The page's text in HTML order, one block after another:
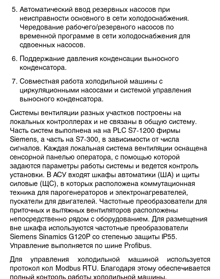
Автоматический ввод резервных насосов при
неисправности основного в сети холодоснабжения.
Чередование рабочего/резервного насосов по
временной программе в сети холодоснабжения для
сдвоенных насосов.
Поддержание давления конденсации выносного
конденсатора.
Совместная работа холодильной машины с
циркуляционными насосами и системой управления
выносного конденсатора.
Системы вентиляции разных участков построены на
локальных контроллерах и не связаны в общую систему.
Часть систем выполнена на на PLC S7-1200 фирмы
Siemens, а часть на S7-300, в зависимости от числа
сигналов. Каждая локальная система вентиляции оснащена
сенсорной панелью оператора, с помощью которой
задаются параметры работы системы и ведется контроль
установки. В АСУ входят шкафы автоматики (ША) и щиты
силовые (ЩС), в которых расположена коммутационная
техника для парогенераторов и электронагревателей,
пускатели для двигателей. Частотные преобразователи для
приточных и вытяжных вентиляторов расположены
непосредственно рядом с оборудованием. Для размещения
вне шкафа используются частотные преобразователи
Siemens Sinamics G120P со степенью защиты IP55.
Управление выполняется по шине Profibus.
Для управления холодильной машиной используется
протокол кол Modbus RTU. Благодаря этому обеспечивается